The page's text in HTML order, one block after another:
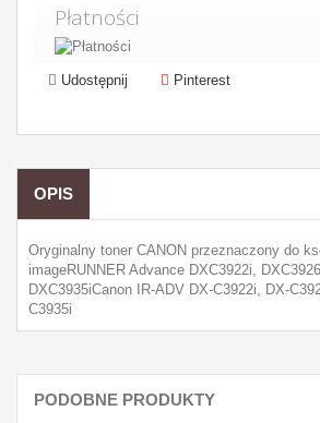
Płatności
Udostępnij Pinterest
OPIS
Oryginalny toner CANON przeznaczony do
imageRUNNER Advance DXC3922i,
DXC3935iCanon IR-ADV DX-C3922i, DX-
C3935i
PODOBNE PRODUKTY